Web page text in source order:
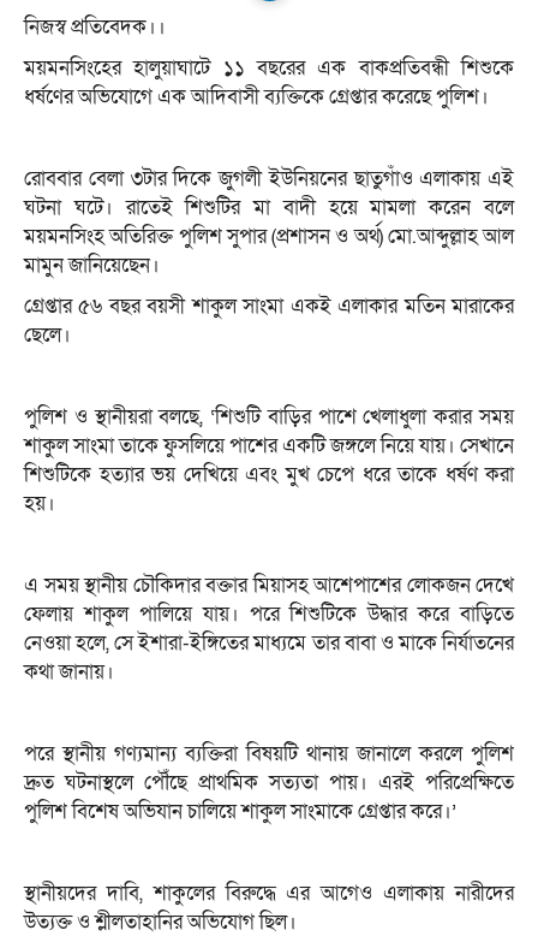
নিজস্ব প্রতিবেদক।।
ময়মনসিংহের হালুয়াঘাটে ১১ বছরের এক বাকপ্রতিবন্ধী শিশুকে
ধর্ষণের অভিযোগে এক আদিবাসী ব্যক্তিকে গ্রেপ্তার করেছে পুলিশ।
রোববার বেলা ৩টার দিকে জুগলী ইউনিয়নের ছাতুগাঁও এলাকায় এই
ঘটনা ঘটে। রাতেই শিশুটির মা বাদী হয়ে মামলা করেন বলে
ময়মনসিংহ অতিরিক্ত পুলিশ সুপার (প্রশাসন ও অর্থ) মো.আব্দুল্লাহ আল
মামুন জানিয়েছেন।
গ্রেপ্তার ৫৬ বছর বয়সী শাকুল সাংমা একই এলাকার মতিন মারাকের
ছেলে।
পুলিশ ও স্থানীয়রা বলছে, ‘শিশুটি বাড়ির পাশে খেলাধুলা করার সময়
শাকুল সাংমা তাকে ফুসলিয়ে পাশের একটি জঙ্গলে নিয়ে যায়। সেখানে
শিশুটিকে হত্যার ভয় দেখিয়ে এবং মুখ চেপে ধরে তাকে ধর্ষণ করা
হয়।
এ সময় স্থানীয় চৌকিদার বক্তার মিয়াসহ আশেপাশের লোকজন দেখে
ফেলায় শাকুল পালিয়ে যায়। পরে শিশুটিকে উদ্ধার করে বাড়িতে
নেওয়া হলে, সে ইশারা-ইঙ্গিতের মাধ্যমে তার বাবা ও মাকে নির্যাতনের
কথা জানায়।
পরে স্থানীয় গণ্যমান্য ব্যক্তিরা বিষয়টি থানায় জানালে করলে পুলিশ
দ্রুত ঘটনাস্থলে পৌঁছে প্রাথমিক সত্যতা পায়। এরই পরিপ্রেক্ষিতে
পুলিশ বিশেষ অভিযান চালিয়ে শাকুল সাংমাকে গ্রেপ্তার করে।’
স্থানীয়দের দাবি, শাকুলের বিরুদ্ধে এর আগেও এলাকায় নারীদের
উত্যক্ত ও শ্লীলতাহানির অভিযোগ ছিল।